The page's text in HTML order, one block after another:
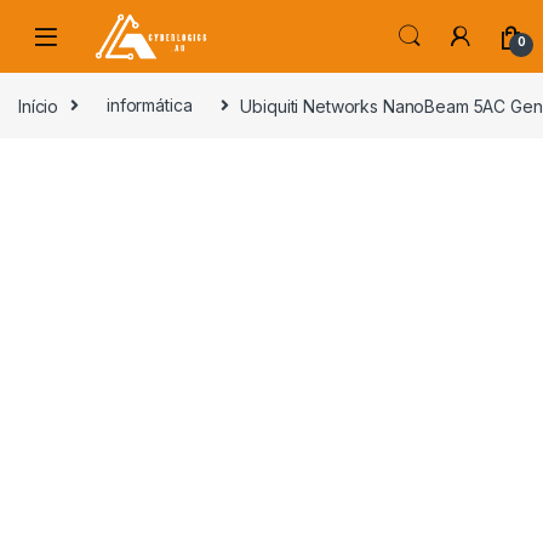
Skip to navigation
0
Início informática Ubiquiti Networks NanoBeam 5AC